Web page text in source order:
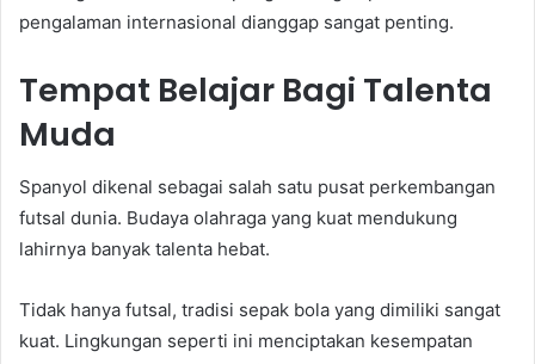
pengalaman internasional dianggap sangat penting.
Tempat Belajar Bagi Talenta
Muda
Spanyol dikenal sebagai salah satu pusat perkembangan
futsal dunia. Budaya olahraga yang kuat mendukung
lahirnya banyak talenta hebat.
Tidak hanya futsal, tradisi sepak bola yang dimiliki sangat
kuat. Lingkungan seperti ini menciptakan kesempatan